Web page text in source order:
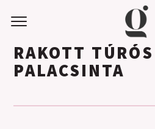
RAKOTT TÚRÓS
PALACSINTA